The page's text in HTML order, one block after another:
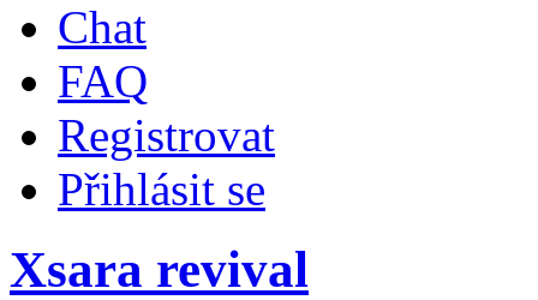
Chat
FAQ
Registrovat
Přihlásit se
Xsara revival